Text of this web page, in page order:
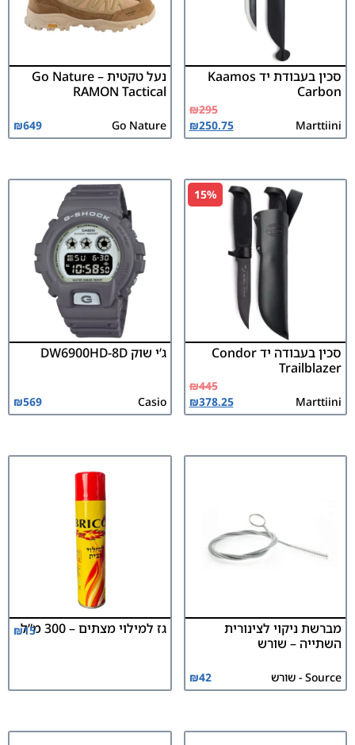
סכין בעבודת יד Kaamos
Carbon
Marttiini
₪295
₪250.75
נעל טקטית Go Nature –
RAMON Tactical
Go Nature
₪649
15%
סכין בעבודה יד Condor
Trailblazer
Marttiini
₪445
₪378.25
ג’י שוק DW6900HD-8D
Casio
₪569
מברשת ניקוי לצינורית
השתייה – שורש
Source - שורש ₪42
גז למילוי מצתים – 300 מ”ל ₪15